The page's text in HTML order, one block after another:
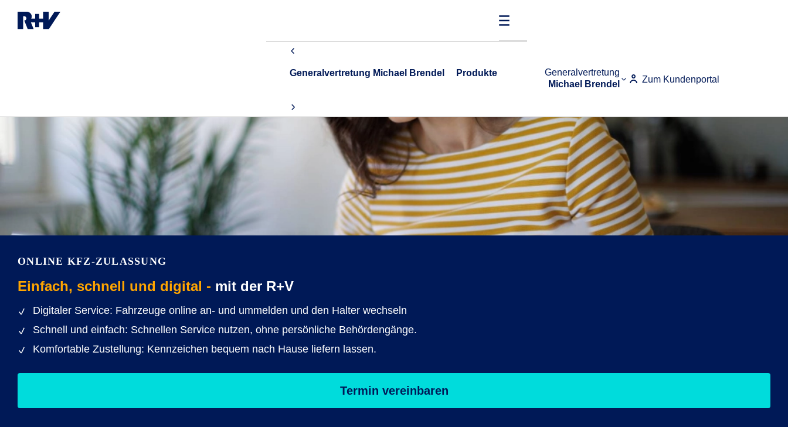
Generalvertretung
Michael Brendel
Zum Kundenportal
Generalvertretung Michael Brendel Produkte
ONLINE KFZ-ZULASSUNG
Einfach, schnell und digital - mit der R+V
Digitaler Service: Fahrzeuge online an- und ummelden und den Halter wechseln
Schnell und einfach: Schnellen Service nutzen, ohne persönliche Behördengänge.
Komfortable Zustellung: Kennzeichen bequem nach Hause liefern lassen.
Termin vereinbaren